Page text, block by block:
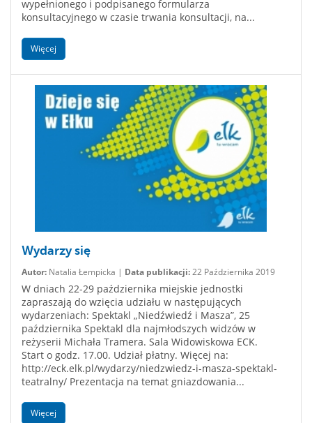
wypełnionego i podpisanego formularza
konsultacyjnego w czasie trwania konsultacji, na...
Więcej
Wydarzy się
Autor: Natalia Łempicka | Data publikacji:22 Października 2019
W dniach 22-29 października miejskie jednostki
zapraszają do wzięcia udziału w następujących
wydarzeniach: Spektakl „Niedźwiedź i Masza”, 25
października Spektakl dla najmłodszych widzów w
reżyserii Michała Tramera. Sala Widowiskowa ECK.
Start o godz. 17.00. Udział płatny. Więcej na:
http://eck.elk.pl/wydarzy/niedzwiedz-i-masza-spektakl-
teatralny/ Prezentacja na temat gniazdowania...
Więcej